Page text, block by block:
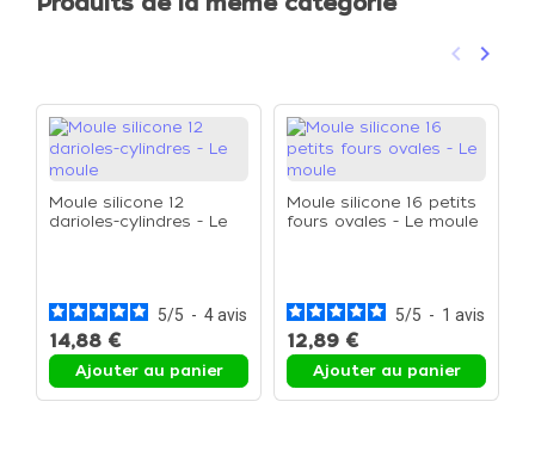
Précédent
keyboard_arrow_left keyboard_arrow_right
Moule silicone 12
darioles-cylindres - Le
5/5 - 4avis
14,88 €
Ajouter au panier
Moule silicone 16 petits
fours ovales - Le moule
5/5 - 1 avis
12,89 €
Ajouter au panier